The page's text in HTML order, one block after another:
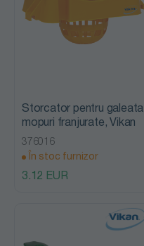
Storcator pentru galeata
mopuri franjurate, Vikan
376016
În stoc furnizor
3.12 EUR